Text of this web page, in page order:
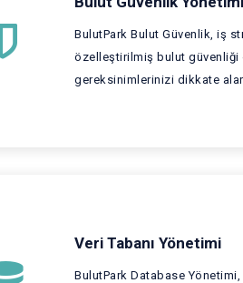
BulutPark Bulut Güvenlik, iş
özelleştirilmiş bulut güvenliği
gereksinimlerinizi dikkate
Veri Tabanı Yönetimi
BulutPark Database